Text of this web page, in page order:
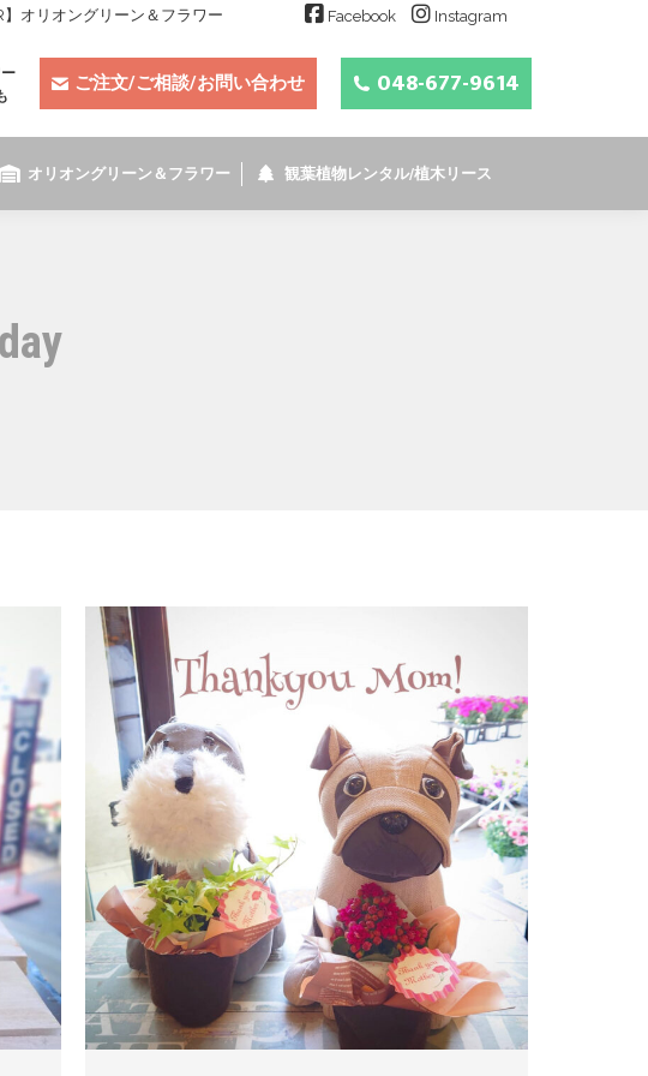
オリオングリーン＆フラワー Facebook Instagram
ご注文/ご相談/お問い合わせ 048-677-9614
オリオングリーン＆フラワー 観葉植物レンタル/植木リース